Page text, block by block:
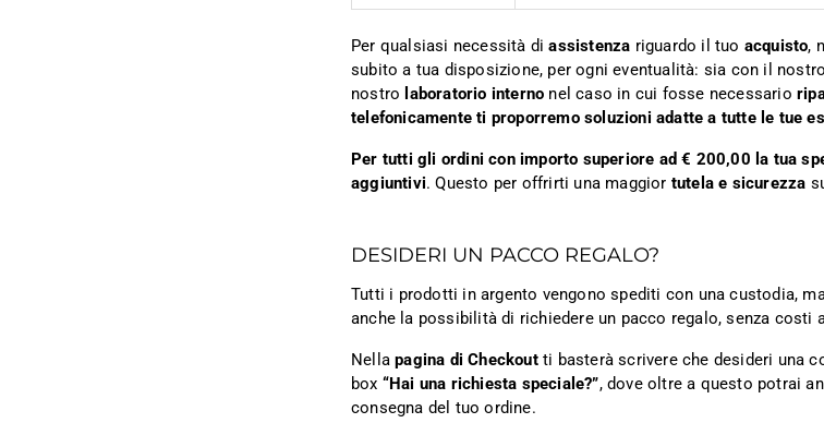
Per qualsiasi necessità diassistenza riguardo il tuo acquisto,
subito a tua disposizione, per ogni eventualità: sia con il
nostro laboratorio interno nel caso in cui fosse necessario
telefonicamente ti proporremo soluzioni adatte a tutte le tue
Per tutti gli ordini con importo superiore ad € 200,00 la tua
aggiuntivi. Questo per offrirti una maggior tutela e sicurezza
DESIDERI UN PACCO REGALO?
Tutti i prodotti in argento vengono spediti con una custodia,
anche la possibilità di richiedere un pacco regalo, senza costi
Nellapagina di Checkoutti basterà scrivere che desideri una
box “Hai una richiesta speciale?”, dove oltre a questo potrai
consegna del tuo ordine.